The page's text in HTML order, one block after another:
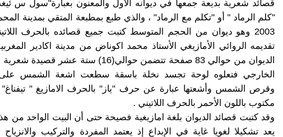
قصائد شعرية بديعة جمعها في ديوانه الأول والمعنون بعبارة"سول س
"كلم الرماد " أو "تكلم مع الرماد" ، والذي طبع بمطبعة المتقي بمدينة
2003 وهو ديوان من الحجم المتوسط كتبت جميع قصائده بالحرف
تقديمه الروائي الأمازيغي الأستاذ محمد اكوناض من مدينة اكادير
الديوان من حوالي 83 صفحة تتضمن حوالي(16) ستة عشر
الخارجي فتعلوه لوحة تجسد نخلة باسقة سطعت اشعة الشمس على
وقرص الشمس وأشعتها عبارة عن حرف "ياز" بالحرف الامازيغ " تيفناغ"
مكتوب باللون الأحمر بالحرف اللاتيني .
وقد كتبت قصائد الديوان بلغة امازيغية فصيحة حتى أن البيت الواحد من
يعد تشكيلا لغويا غاية في الإبداع إذ يعتمد المفردة والتركيب والانزياح